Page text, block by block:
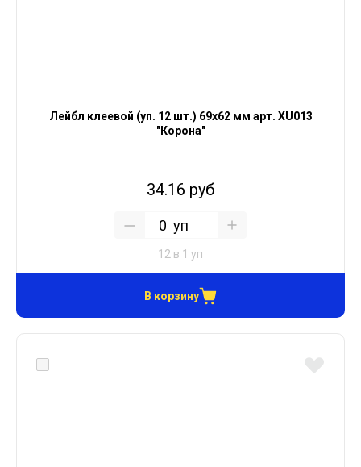
Лейбл клеевой (уп. 12 шт.) 69х62 мм арт. XU013
"Корона"
34.16 руб
уп
12 в 1 уп
В корзину